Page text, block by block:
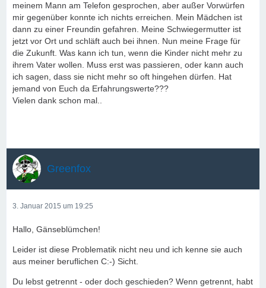
meinem Mann am Telefon gesprochen, aber außer Vorwürfen
mir gegenüber konnte ich nichts erreichen. Mein Mädchen ist
dann zu einer Freundin gefahren. Meine Schwiegermutter ist
jetzt vor Ort und schläft auch bei ihnen. Nun meine Frage für
die Zukunft. Was kann ich tun, wenn die Kinder nicht mehr zu
ihrem Vater wollen. Muss erst was passieren, oder kann auch
ich sagen, dass sie nicht mehr so oft hingehen dürfen. Hat
jemand von Euch da Erfahrungswerte???
Vielen dank schon mal..
Greenfox
3. Januar 2015 um 19:25
Hallo, Gänseblümchen!
Leider ist diese Problematik nicht neu und ich kenne sie auch
aus meiner beruflichen C:-) Sicht.
Du lebst getrennt - oder doch geschieden? Wenn getrennt, habt